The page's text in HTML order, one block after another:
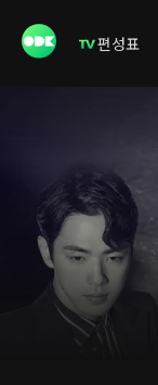
편성표